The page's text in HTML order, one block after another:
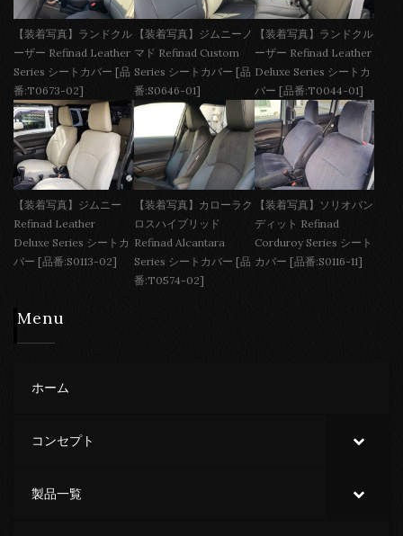
【装着写真】ランドクル
ーザー Refinad Leather
Series シートカバー [品
番:T0673-02]
【装着写真】ジムニーノ
マド Refinad Custom
Series シートカバー [品
番:S0646-01]
【装着写真】ランドクル
ーザー Refinad Leather
Deluxe Series シートカ
バー [品番:T0044-01]
【装着写真】ジムニー
Refinad Leather
Deluxe Series シートカ
バー [品番:S0113-02]
【装着写真】カローラク
ロスハイブリッド
Refinad Alcantara
Series シートカバー [品
番:T0574-02]
【装着写真】ソリオバン
ディット Refinad
Corduroy Series シート
カバー [品番:S0116-11]
Menu
ホーム
コンセプト
製品一覧